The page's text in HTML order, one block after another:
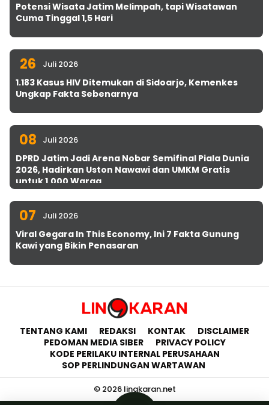
Potensi Wisata Jatim Melimpah, tapi Wisatawan
Cuma Tinggal 1,5 Hari
26 Juli 2026
1.183 Kasus HIV Ditemukan di Sidoarjo, Kemenkes
Ungkap Fakta Sebenarnya
08 Juli 2026
DPRD Jatim Jadi Arena Nobar Semifinal Piala Dunia
2026, Hadirkan Uston Nawawi dan UMKM Gratis
untuk 1.000 Warga
07 Juli 2026
Viral Gegara In This Economy, Ini 7 Fakta Gunung
Kawi yang Bikin Penasaran
TENTANG KAMI REDAKSI KONTAK
DISCLAIMER
PEDOMAN MEDIA SIBER
PRIVACY POLICY
KODE PERILAKU INTERNAL PERUSAHAAN
SOP PERLINDUNGAN WARTAWAN
© 2026 lingkaran.net